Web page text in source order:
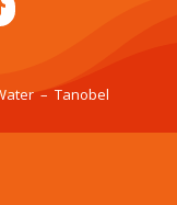
– Tanobel